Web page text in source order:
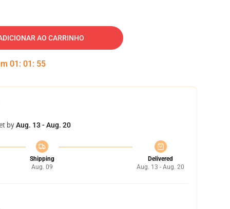
AO CARRINHO
01 : 01 : 54
byAug. 13 - Aug. 20
Shipping
Aug. 09
Delivered
Aug. 13 - Aug. 20